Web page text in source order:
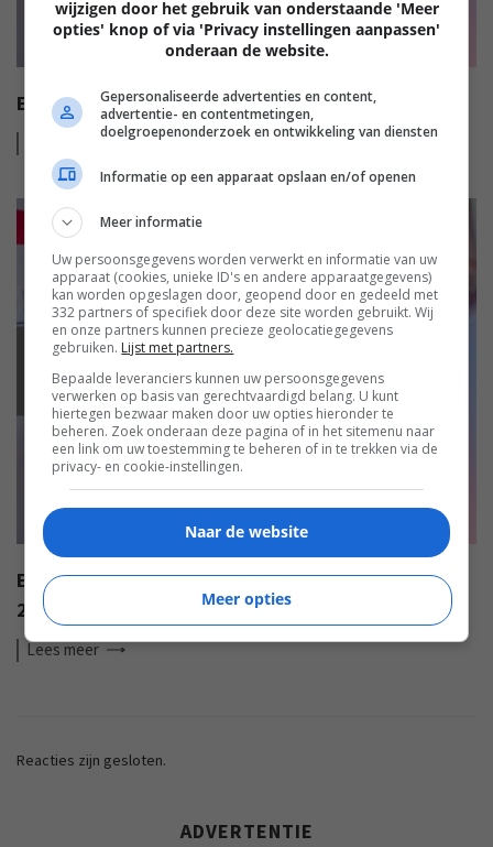
EISA HI-FI AWARDS 2022-2023
EISA AWARDS: WAT ZIJN DE BESTE PRODUCTEN VAN
2022?
Leesmeer
Reacties zijn gesloten.
ADVERTENTIE
wijzigen door het gebruik van onderstaande 'Meer
opties' knop of via 'Privacy instellingen aanpassen'
onderaan de website.
Gepersonaliseerde advertenties en content,
advertentie- en contentmetingen,
doelgroepenonderzoek en ontwikkeling van diensten
Informatie op een apparaat opslaan en/of openen
Meer informatie
Uw persoonsgegevens worden verwerkt en informatie van uw
apparaat (cookies, unieke ID's en andere apparaatgegevens)
kan worden opgeslagen door, geopend door en gedeeld met
332 partners of specifiek door deze site worden gebruikt. Wij
en onze partners kunnen precieze geolocatiegegevens
gebruiken. Lijst met partners.
Bepaalde leveranciers kunnen uw persoonsgegevens
verwerken op basis van gerechtvaardigd belang. U kunt
hiertegen bezwaar maken door uw opties hieronder te
beheren. Zoek onderaan deze pagina of in het sitemenu naar
een link om uw toestemming te beheren of in te trekken via de
privacy- en cookie-instellingen.
Naar de website
Meer opties